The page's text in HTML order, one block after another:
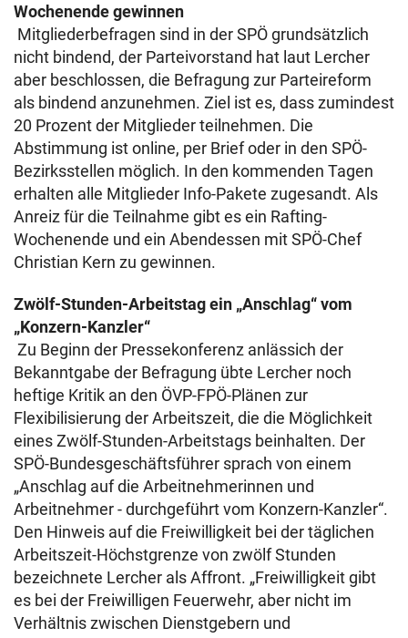
Wochenende gewinnen
Mitgliederbefragen sind in der SPÖ grundsätzlich
nicht bindend, der Parteivorstand hat laut Lercher
aber beschlossen, die Befragung zur Parteireform
als bindend anzunehmen. Ziel ist es, dass zumindest
20 Prozent der Mitglieder teilnehmen. Die
Abstimmung ist online, per Brief oder in den SPÖ-
Bezirksstellen möglich. In den kommenden Tagen
erhalten alle Mitglieder Info-Pakete zugesandt. Als
Anreiz für die Teilnahme gibt es ein Rafting-
Wochenende und ein Abendessen mit SPÖ-Chef
Christian Kern zu gewinnen.
Zwölf-Stunden-Arbeitstag ein „Anschlag“ vom
„Konzern-Kanzler“
Zu Beginn der Pressekonferenz anlässich der
Bekanntgabe der Befragung übte Lercher noch
heftige Kritik an den ÖVP-FPÖ-Plänen zur
Flexibilisierung der Arbeitszeit, die die Möglichkeit
eines Zwölf-Stunden-Arbeitstags beinhalten. Der
SPÖ-Bundesgeschäftsführer sprach von einem
„Anschlag auf die Arbeitnehmerinnen und
Arbeitnehmer - durchgeführt vom Konzern-Kanzler“.
Den Hinweis auf die Freiwilligkeit bei der täglichen
Arbeitszeit-Höchstgrenze von zwölf Stunden
bezeichnete Lercher als Affront. „Freiwilligkeit gibt
es bei der Freiwilligen Feuerwehr, aber nicht im
Verhältnis zwischen Dienstgebern und